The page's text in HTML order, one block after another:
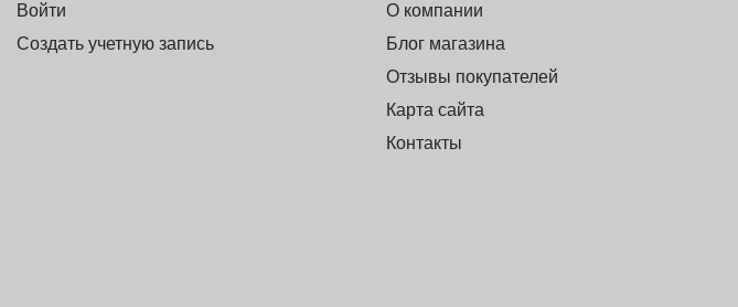
Войти
Создать учетную запись
О компании
Блог магазина
Отзывы покупателей
Карта сайта
Контакты